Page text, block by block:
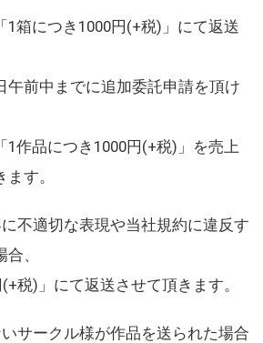
1箱につき1000円(+税)」にて返送
午前中までに追加委託申請を頂け
1作品につき1000円(+税)」を売上
す。
不適切な表現や当社規約に違反す
、
(+税)」にて返送させて頂きます。
サークル様が作品を送られた場合